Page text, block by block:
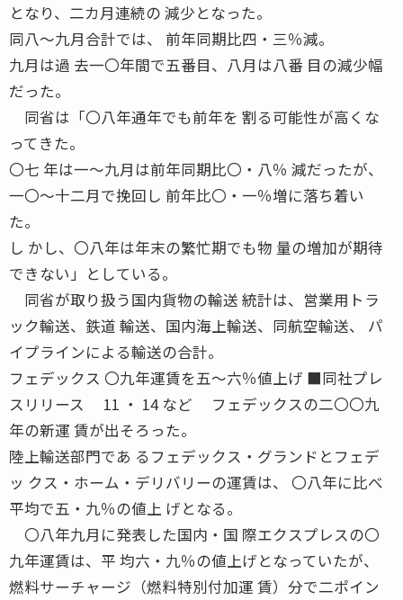
となり、二カ月連続の 減少となった。
同八〜九月合計では、 前年同期比四・三％減。
九月は過 去一〇年間で五番目、八月は八番 目の減少幅
だった。
同省は「〇八年通年でも前年を 割る可能性が高くな
ってきた。
〇七 年は一〜九月は前年同期比〇・八％ 減だったが、
一〇〜十二月で挽回し 前年比〇・一％増に落ち着い
た。
し かし、〇八年は年末の繁忙期でも物 量の増加が期待
できない」としている。
同省が取り扱う国内貨物の輸送 統計は、営業用トラ
ック輸送、鉄道 輸送、国内海上輸送、同航空輸送、 パ
イプラインによる輸送の合計。
フェデックス 〇九年運賃を五〜六％値上げ ■同社プレ
スリリース 11 ・ 14 など フェデックスの二〇〇九
年の新運 賃が出そろった。
陸上輸送部門であ るフェデックス・グランドとフェデ
ッ クス・ホーム・デリバリーの運賃は、 〇八年に比べ
平均で五・九％の値上 げとなる。
〇八年九月に発表した国内・国 際エクスプレスの〇
九年運賃は、平 均六・九％の値上げとなっていたが、
燃料サーチャージ（燃料特別付加運 賃）分で二ポイン